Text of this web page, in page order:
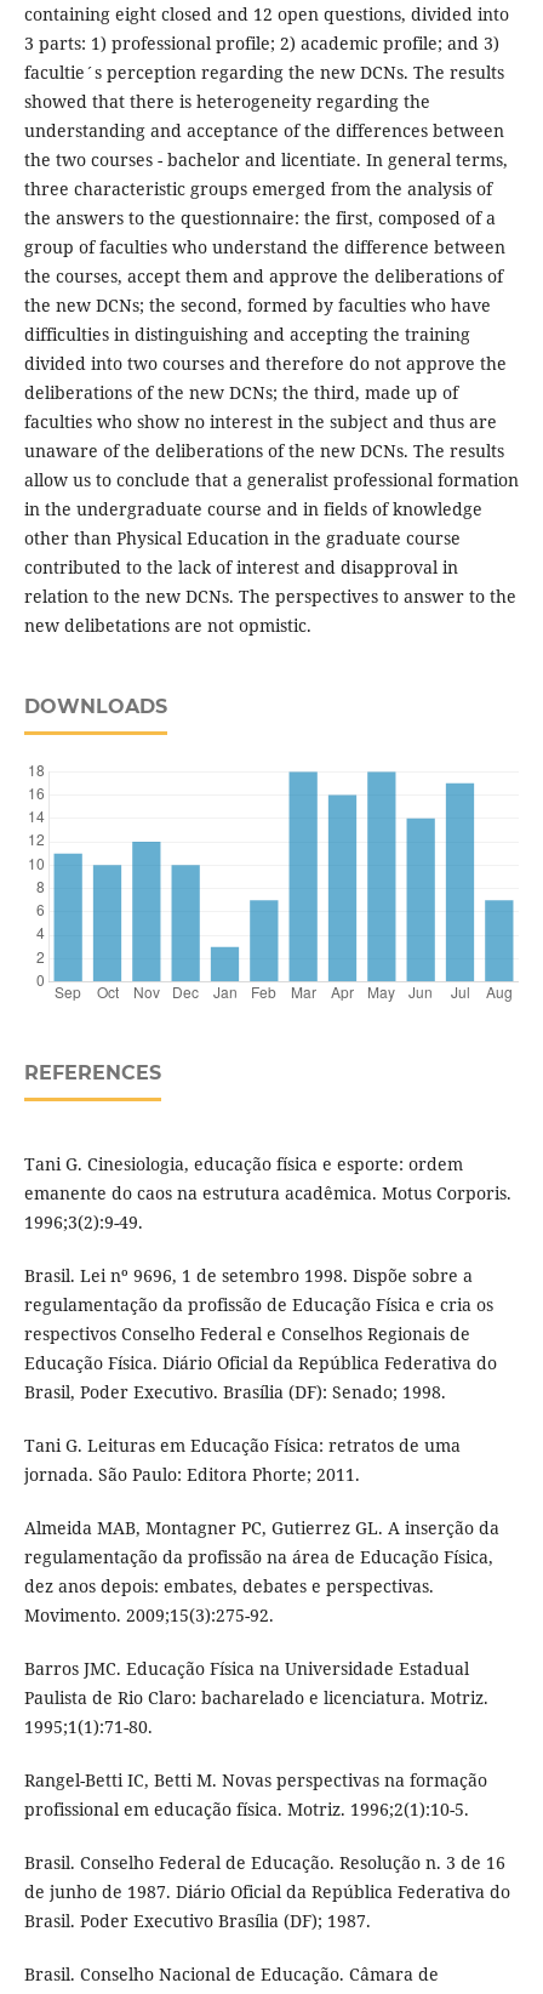
containing eight closed and 12 open questions, divided into
3 parts: 1) professional profile; 2) academic profile; and 3)
facultie´s perception regarding the new DCNs. The results
showed that there is heterogeneity regarding the
understanding and acceptance of the differences between
the two courses - bachelor and licentiate. In general terms,
three characteristic groups emerged from the analysis of
the answers to the questionnaire: the first, composed of a
group of faculties who understand the difference between
the courses, accept them and approve the deliberations of
the new DCNs; the second, formed by faculties who have
difficulties in distinguishing and accepting the training
divided into two courses and therefore do not approve the
deliberations of the new DCNs; the third, made up of
faculties who show no interest in the subject and thus are
unaware of the deliberations of the new DCNs. The results
allow us to conclude that a generalist professional formation
in the undergraduate course and in fields of knowledge
other than Physical Education in the graduate course
contributed to the lack of interest and disapproval in
relation to the new DCNs. The perspectives to answer to the
new delibetations are not opmistic.
DOWNLOADS
REFERENCES
Tani G. Cinesiologia, educação física e esporte: ordem
emanente do caos na estrutura acadêmica. Motus Corporis.
1996;3(2):9-49.
Brasil. Lei nº 9696, 1 de setembro 1998. Dispõe sobre a
regulamentação da profissão de Educação Física e cria os
respectivos Conselho Federal e Conselhos Regionais de
Educação Física. Diário Oficial da República Federativa do
Brasil, Poder Executivo. Brasília (DF): Senado; 1998.
Tani G. Leituras em Educação Física: retratos de uma
jornada. São Paulo: Editora Phorte; 2011.
Almeida MAB, Montagner PC, Gutierrez GL. A inserção da
regulamentação da profissão na área de Educação Física,
dez anos depois: embates, debates e perspectivas.
Movimento. 2009;15(3):275-92.
Barros JMC. Educação Física na Universidade Estadual
Paulista de Rio Claro: bacharelado e licenciatura. Motriz.
1995;1(1):71-80.
Rangel-Betti IC, Betti M. Novas perspectivas na formação
profissional em educação física. Motriz. 1996;2(1):10-5.
Brasil. Conselho Federal de Educação. Resolução n. 3 de 16
de junho de 1987. Diário Oficial da República Federativa do
Brasil. Poder Executivo Brasília (DF); 1987.
Brasil. Conselho Nacional de Educação. Câmara de